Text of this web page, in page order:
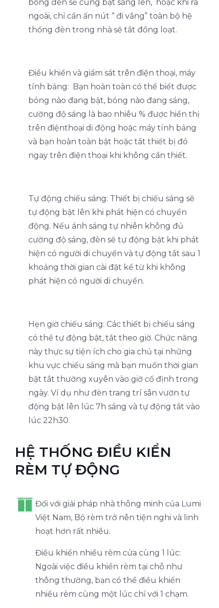
bóng đèn sẽ cùng bật sáng lên, hoặc khi ra
ngoài, chỉ cần ấn nút “ đi vắng” toàn bộ hệ
thống đèn trong nhà sẽ tắt đồng loạt.
Điều khiển và giám sát trên điện thoại, máy
tính bảng: Bạn hoàn toàn có thể biết được
bóng nào đang bật, bóng nào đang sáng,
cường độ sáng là bao nhiêu % được hiển thị
trên điệnthoại di động hoặc máy tính bảng
và bạn hoàn toàn bật hoặc tắt thiết bị đó
ngay trên điện thoại khi không cần thiết.
Tự động chiếu sáng: Thiết bị chiếu sáng sẽ
tự động bật lên khi phát hiện có chuyển
động. Nếu ánh sáng tự nhiên không đủ
cường độ sáng, đèn sẽ tự động bật khi phát
hiện có người di chuyển và tự động tắt sau 1
khoảng thời gian cài đặt kể từ khi không
phát hiện có người di chuyển.
Hẹn giờ chiếu sáng: Các thiết bị chiếu sáng
có thể tự động bật, tắt theo giờ. Chức năng
này thực sự tiện ích cho gia chủ tại những
khu vực chiếu sáng mà bạn muốn thời gian
bật tắt thường xuyên vào giờ cố định trong
ngày. Ví dụ như đèn trang trí sân vườn tự
động bật lên lúc 7h sáng và tự động tắt vào
lúc 22h30.
HỆ THỐNG ĐIỀU KIỂN
RÈM TỰ ĐỘNG
Đối với giải pháp nhà thông minh của Lumi
Việt Nam, Bộ rèm trở nên tiện nghi và linh
hoạt hơn rất nhiều.
Điều khiển nhiều rèm cửa cùng 1 lúc:
Ngoài việc điều khiển rèm tại chỗ như
thông thường, bạn có thể điều khiển
nhiều rèm cùng một lúc chỉ với 1 chạm.